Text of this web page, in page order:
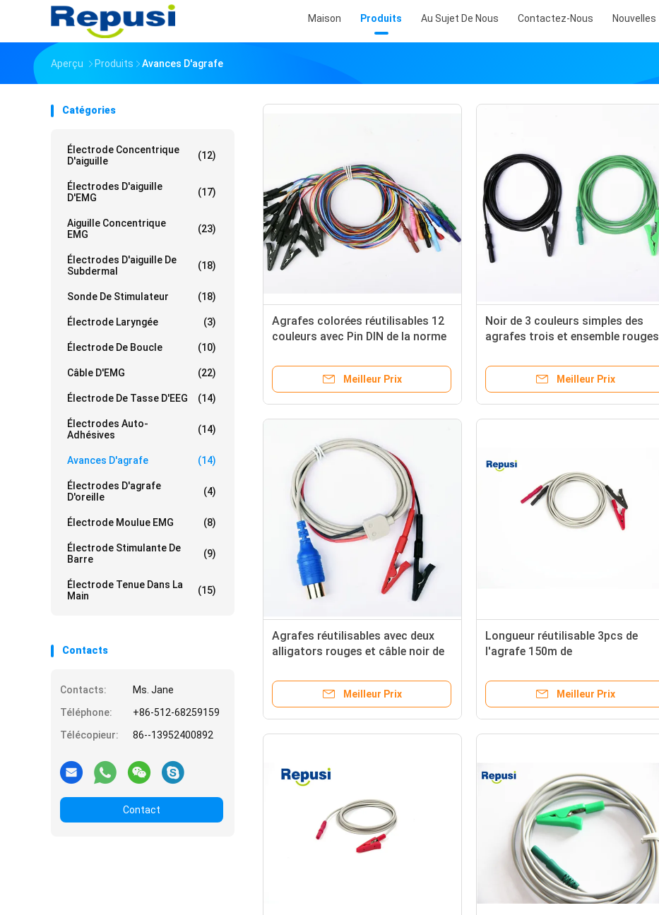
Maison Produits Au Sujet De Nous Contactez-Nous Nouvelles
Aperçu Produits Avances D'agrafe
Catégories
Électrode Concentrique
D'aiguille
(12)
Électrodes D'aiguille
D'EMG
(17)
Aiguille Concentrique
EMG
(23)
Électrodes D'aiguille De
Subdermal
(18)
Sonde De Stimulateur (18)
Électrode Laryngée (3)
Électrode De Boucle (10)
Câble D'EMG (22)
Électrode De Tasse D'EEG (14)
Électrodes Auto-
Adhésives
(14)
Avances D'agrafe (14)
Électrodes D'agrafe
D'oreille
(4)
Électrode Moulue EMG (8)
Électrode Stimulante De
Barre
(9)
Électrode Tenue Dans La
Main
(15)
Contacts
Contacts:
Ms. Jane
Téléphone:
+86-512-68259159
Télécopieur:
86--13952400892
Contact
Agrafes colorées réutilisables 12
couleurs avec Pin DIN de la norme
Meilleur Prix
Noir de 3 couleurs simples des
agrafes trois et ensemble rouges
Meilleur Prix
Agrafes réutilisables avec deux
alligators rouges et câble noir de
Meilleur Prix
Longueur réutilisable 3pcs de
l'agrafe 150m de
REPUSI/ECG par ensemble
Meilleur Prix